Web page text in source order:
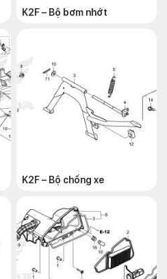
K2F – Bộ bơm nhớt
K2F – Bộ chống xe